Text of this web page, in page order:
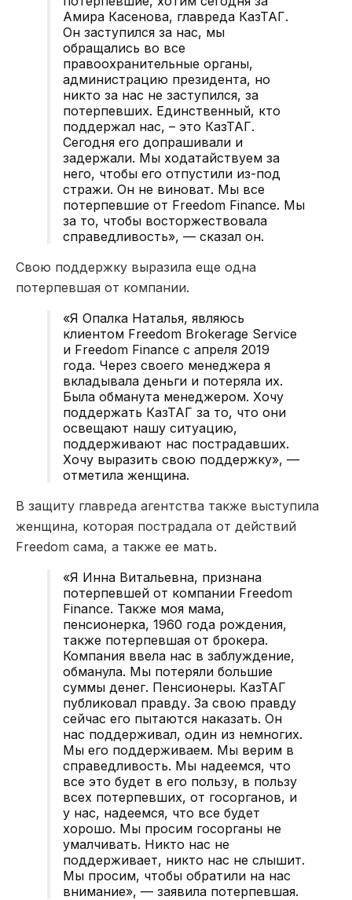
Амира Касенова, главреда КазТАГ.
Он заступился за нас, мы
обращались во все
правоохранительные органы,
администрацию президента, но
никто за нас не заступился, за
потерпевших. Единственный, кто
поддержал нас, – это КазТАГ.
Сегодня его допрашивали и
задержали. Мы ходатайствуем за
него, чтобы его отпустили из-под
стражи. Он не виноват. Мы все
потерпевшие от Freedom Finance. Мы
за то, чтобы восторжествовала
справедливость», — сказал он.
Свою поддержку выразила еще одна
потерпевшая от компании.
«Я Опалка Наталья, являюсь
клиентом Freedom Brokerage Service
и Freedom Finance с апреля 2019
года. Через своего менеджера я
вкладывала деньги и потеряла их.
Была обманута менеджером. Хочу
поддержать КазТАГ за то, что они
освещают нашу ситуацию,
поддерживают нас пострадавших.
Хочу выразить свою поддержку», —
отметила женщина.
В защиту главреда агентства также выступила
женщина, которая пострадала от действий
Freedom сама, а также ее мать.
«Я Инна Витальевна, признана
потерпевшей от компании Freedom
Finance. Также моя мама,
пенсионерка, 1960 года рождения,
также потерпевшая от брокера.
Компания ввела нас в заблуждение,
обманула. Мы потеряли большие
суммы денег. Пенсионеры. КазТАГ
публиковал правду. За свою правду
сейчас его пытаются наказать. Он
нас поддерживал, один из немногих.
Мы его поддерживаем. Мы верим в
справедливость. Мы надеемся, что
все это будет в его пользу, в пользу
всех потерпевших, от госорганов, и
у нас, надеемся, что все будет
хорошо. Мы просим госорганы не
умалчивать. Никто нас не
поддерживает, никто нас не слышит.
Мы просим, чтобы обратили на нас
внимание», — заявила потерпевшая.